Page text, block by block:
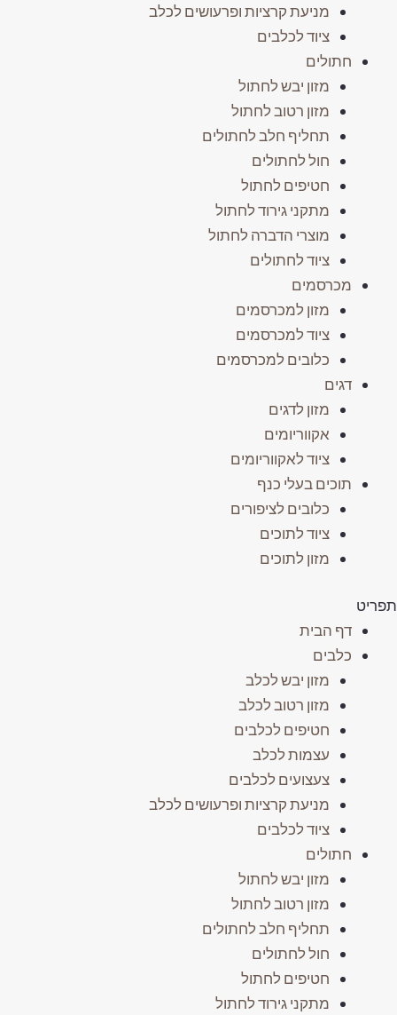
מניעת קרציות ופרעושים לכלב
ציוד לכלבים
חתולים
מזון יבש לחתול
מזון רטוב לחתול
תחליף חלב לחתולים
חול לחתולים
חטיפים לחתול
מתקני גירוד לחתול
מוצרי הדברה לחתול
ציוד לחתולים
מכרסמים
מזון למכרסמים
ציוד למכרסמים
כלובים למכרסמים
דגים
מזון לדגים
אקווריומים
ציוד לאקווריומים
תוכים בעלי כנף
כלובים לציפורים
ציוד לתוכים
מזון לתוכים
דף הבית
כלבים
מזון יבש לכלב
מזון רטוב לכלב
חטיפים לכלבים
עצמות לכלב
צעצועים לכלבים
מניעת קרציות ופרעושים לכלב
ציוד לכלבים
חתולים
מזון יבש לחתול
מזון רטוב לחתול
תחליף חלב לחתולים
חול לחתולים
חטיפים לחתול
מתקני גירוד לחתול